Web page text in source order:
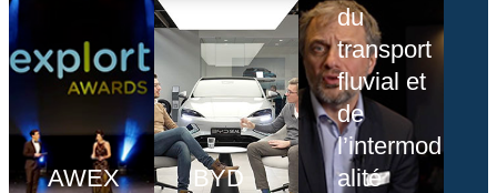
AWEX BYD
du
transport
fluvial et
de
l’intermod
alité